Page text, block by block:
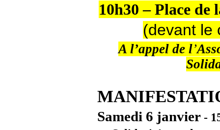
10h30 – Place
(devant le
A l’appel de l’
Samedi 6 janvier-